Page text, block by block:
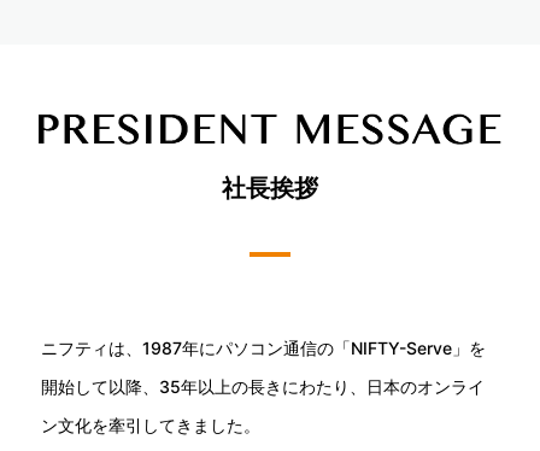
社長挨拶
ニフティは、1987年にパソコン通信の「NIFTY-Serve」を
開始して以降、35年以上の長きにわたり、日本のオンライ
ン文化を牽引してきました。